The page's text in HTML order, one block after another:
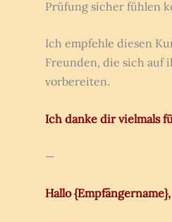
Prüfung sicher fühlen
Ich empfehle diesen
Freunden, die sich auf
vorbereiten.
Ich danke dir vielmals
—
Hallo {Empfängername},